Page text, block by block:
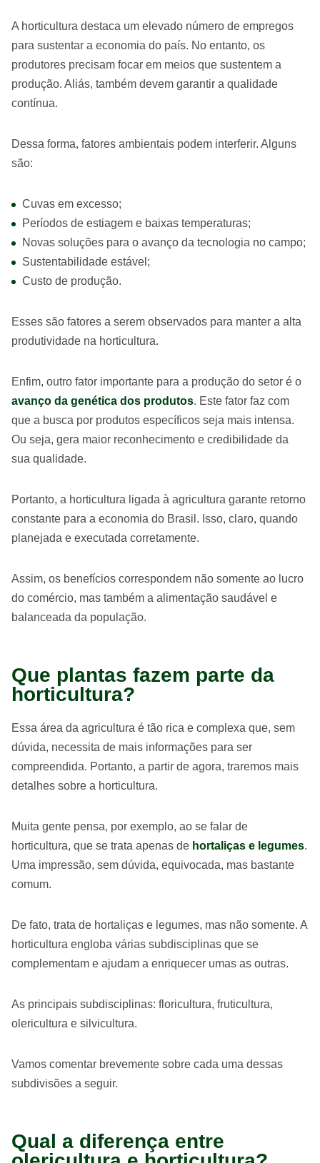
A horticultura destaca um elevado número de empregos
para sustentar a economia do país. No entanto, os
produtores precisam focar em meios que sustentem a
produção. Aliás, também devem garantir a qualidade
contínua.
Dessa forma, fatores ambientais podem interferir. Alguns
são:
Cuvas em excesso;
Períodos de estiagem e baixas temperaturas;
Novas soluções para o avanço da tecnologia no campo;
Sustentabilidade estável;
Custo de produção.
Esses são fatores a serem observados para manter a alta
produtividade na horticultura.
Enfim, outro fator importante para a produção do setor é o
avanço da genética dos produtos. Este fator faz com
que a busca por produtos específicos seja mais intensa.
Ou seja, gera maior reconhecimento e credibilidade da
sua qualidade.
Portanto, a horticultura ligada à agricultura garante retorno
constante para a economia do Brasil. Isso, claro, quando
planejada e executada corretamente.
Assim, os benefícios correspondem não somente ao lucro
do comércio, mas também a alimentação saudável e
balanceada da população.
Que plantas fazem parte da
horticultura?
Essa área da agricultura é tão rica e complexa que, sem
dúvida, necessita de mais informações para ser
compreendida. Portanto, a partir de agora, traremos mais
detalhes sobre a horticultura.
Muita gente pensa, por exemplo, ao se falar de
horticultura, que se trata apenas de hortaliças e legumes.
Uma impressão, sem dúvida, equivocada, mas bastante
comum.
De fato, trata de hortaliças e legumes, mas não somente. A
horticultura engloba várias subdisciplinas que se
complementam e ajudam a enriquecer umas as outras.
As principais subdisciplinas: floricultura, fruticultura,
olericultura e silvicultura.
Vamos comentar brevemente sobre cada uma dessas
subdivisões a seguir.
Qual a diferença entre